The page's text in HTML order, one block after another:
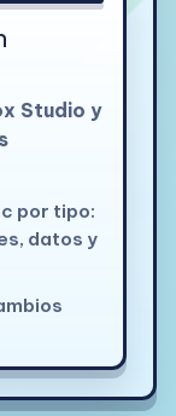
Studio y
por tipo:
datos y